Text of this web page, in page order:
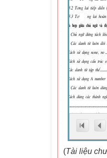
(Tài liệu